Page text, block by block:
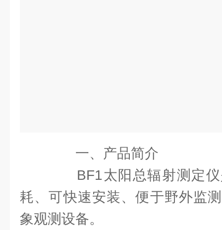
一、产品简介
BF1太阳总辐射测定仪
耗、可快速安装、便于野外监
象观测设备。